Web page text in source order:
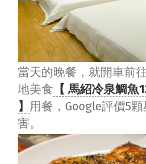
當天的晚餐，就開車前
地美食 【 馬紹冷泉鯛
】 用餐，Google評價5
害。